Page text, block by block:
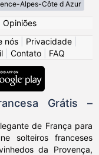
Alpes-Côte d Azur
Opiniões
nós Privacidade
Contato FAQ
Grátis –
de França para
solteiros franceses
da Provença,